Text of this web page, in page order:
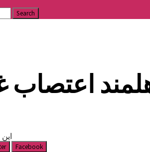
اعتصاب
Facebook